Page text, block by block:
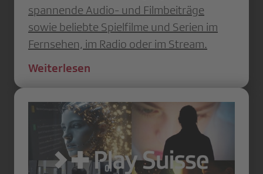
spannende Audio- und Filmbeiträge
sowie beliebte Spielfilme und Serien im
Fernsehen, im Radio oder im Stream.
Weiterlesen